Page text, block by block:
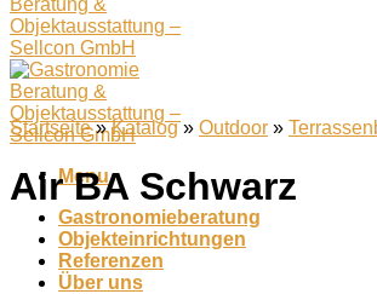
Menu
Gastronomieberatung
Objekteinrichtungen
Referenzen
Über uns
Startseite » Katalog » Outdoor »
Air BA Schwarz